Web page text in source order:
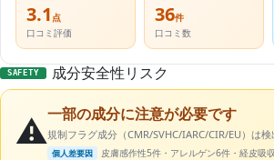
3.1 点
口コミ評価
36件
口コミ数
SAFETY 成分安全性リスク
⚠️一部の成分に注意が必要です
規制フラグ成分（CMR/SVHC/IARC/CIR/EU）は
個人差要因 皮膚感作性5件・アレルゲン6件・経皮吸